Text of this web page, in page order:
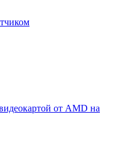
от AMD на